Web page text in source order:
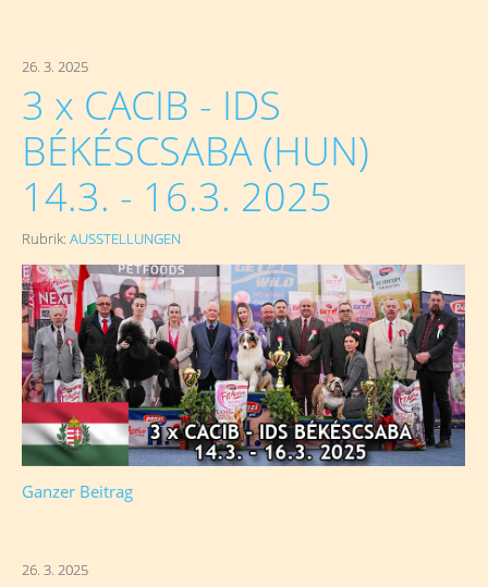
26. 3. 2025
3 x CACIB - IDS
BÉKÉSCSABA (HUN)
14.3. - 16.3. 2025
Rubrik: AUSSTELLUNGEN
Ganzer Beitrag
26. 3. 2025